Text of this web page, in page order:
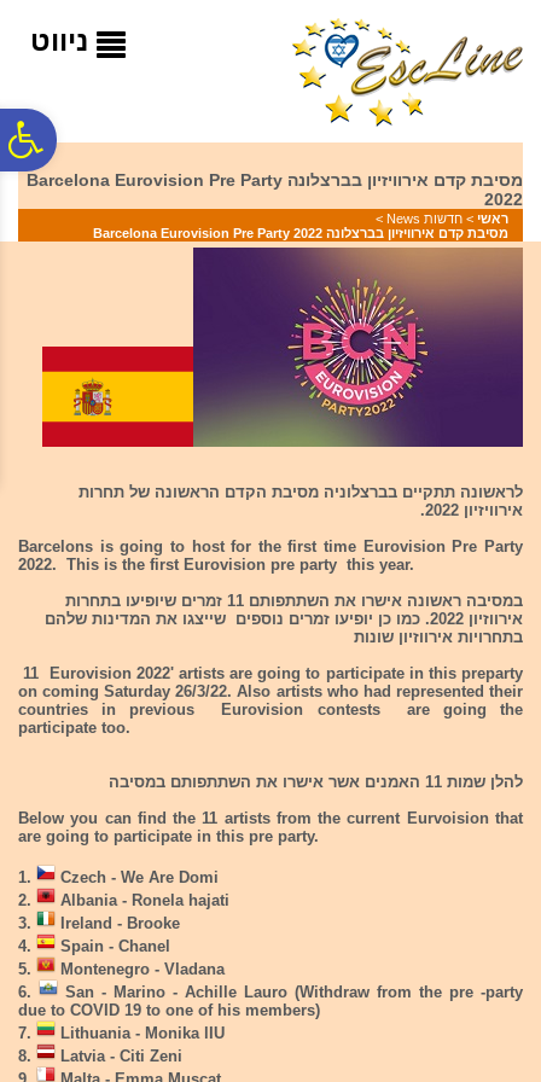
המרכזי
ניווט
מסיבת קדם אירוויזיון בברצלונה Barcelona Eurovision Pre Party
2022
ראשי > חדשות News
>
מסיבת קדם אירוויזיון בברצלונה Barcelona Eurovision Pre Party 2022
לראשונה תתקיים בברצלוניה מסיבת הקדם הראשונה של תחרות
אירוויזיון 2022.
Barcelons is going to host for the first time Eurovision Pre Party
2022. This is the first Eurovision pre party this year.
במסיבה ראשונה אישרו את השתתפותם 11 זמרים שיופיעו בתחרות
אירווזיון 2022. כמו כן יופיעו זמרים נוספים שייצגו את המדינות שלהם
בתחרויות אירווזיון שונות
11 Eurovision 2022' artists are going to participate in this preparty
on coming Saturday 26/3/22. Also artists who had represented their
countries in previous Eurovision contests are going the
participate too.
להלן שמות 11 האמנים אשר אישרו את השתתפותם במסיבה
Below you can find the 11 artists from the current Eurvoision that
are going to participate in this pre party.
1.
Czech - We Are Domi
2.
Albania - Ronela hajati
3.
Ireland - Brooke
4.
Spain - Chanel
5.
Montenegro - Vladana
6.
San - Marino - Achille Lauro (Withdraw from the pre -party
due to COVID 19 to one of his members)
7.
Lithuania - Monika lIU
8.
Latvia - Citi Zeni